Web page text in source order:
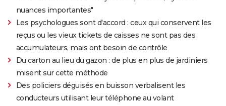
nuances importantes"
Les psychologues sont d'accord : ceux qui conservent les
reçus ou les vieux tickets de caisses ne sont pas des
accumulateurs, mais ont besoin de contrôle
Du carton au lieu du gazon : de plus en plus de jardiniers
misent sur cette méthode
Des policiers déguisés en buisson verbalisent les
conducteurs utilisant leur téléphone au volant